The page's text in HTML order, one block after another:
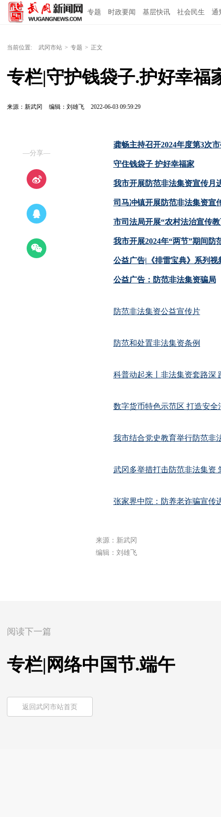
专题 时政要闻 基层快讯 社会民生 通
当前位置: 武冈市站 > 专题 > 正文
专栏|守护钱袋子.护好幸福
来源：新武冈 编辑：刘雄飞 2022-06-03 09:59:29
—分享—
龚畅主持召开2024年度第3次
守住钱袋子 护好幸福家
我市开展防范非法集资宣传
司马冲镇开展防范非法集资宣
市司法局开展“农村法治宣传
我市开展2024年“两节”期间防
公益广告|《排雷宝典》系列视
公益广告：防范非法集资骗局
防范非法集资公益宣传片
防范和处置非法集资条例
科普动起来丨非法集资套路深
数字货币特色示范区 打造安全
我市结合党史教育举行防范非
武冈多举措打击防范非法集资
张家界中院：防养老诈骗宣传
来源：新武冈
编辑：刘雄飞
阅读下一篇
专栏|网络中国节.端午
返回武冈市站首页